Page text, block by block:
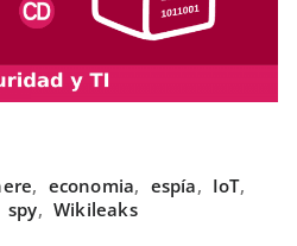
, economia, espía, IoT,
spy, Wikileaks